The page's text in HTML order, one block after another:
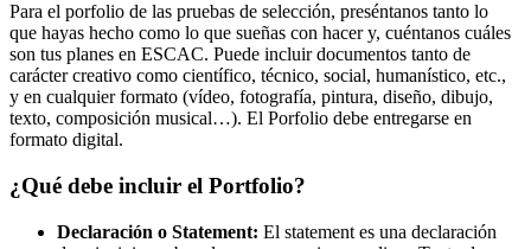
Para el porfolio de las pruebas de selección, preséntanos tanto lo
que hayas hecho como lo que sueñas con hacer y, cuéntanos cuáles
son tus planes en ESCAC. Puede incluir documentos tanto de
carácter creativo como científico, técnico, social, humanístico, etc.,
y en cualquier formato (vídeo, fotografía, pintura, diseño, dibujo,
texto, composición musical…). El Porfolio debe entregarse en
formato digital.
¿Qué debe incluir el Portfolio?
Declaración o Statement: El statement es una declaración